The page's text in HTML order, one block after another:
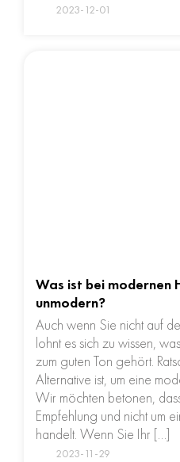
2023-12-01
Was ist bei modernen
unmodern?
Auch wenn Sie nicht auf
lohnt es sich zu wissen,
zum guten Ton gehört.
Alternative ist, um eine
Wir möchten betonen,
Empfehlung und nicht um
handelt. Wenn Sie Ihr […]
2023-11-29